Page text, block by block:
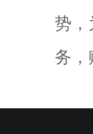
势
务